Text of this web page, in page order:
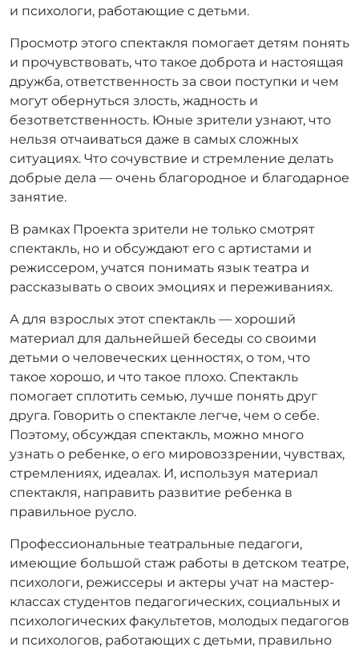
и психологи, работающие с детьми.
Просмотр этого спектакля помогает детям понять
и прочувствовать, что такое доброта и настоящая
дружба, ответственность за свои поступки и чем
могут обернуться злость, жадность и
безответственность. Юные зрители узнают, что
нельзя отчаиваться даже в самых сложных
ситуациях. Что сочувствие и стремление делать
добрые дела — очень благородное и благодарное
занятие.
В рамках Проекта зрители не только смотрят
спектакль, но и обсуждают его с артистами и
режиссером, учатся понимать язык театра и
рассказывать о своих эмоциях и переживаниях.
А для взрослых этот спектакль — хороший
материал для дальнейшей беседы со своими
детьми о человеческих ценностях, о том, что
такое хорошо, и что такое плохо. Спектакль
помогает сплотить семью, лучше понять друг
друга. Говорить о спектакле легче, чем о себе.
Поэтому, обсуждая спектакль, можно много
узнать о ребенке, о его мировоззрении, чувствах,
стремлениях, идеалах. И, используя материал
спектакля, направить развитие ребенка в
правильное русло.
Профессиональные театральные педагоги,
имеющие большой стаж работы в детском театре,
психологи, режиссеры и актеры учат на мастер-
классах студентов педагогических, социальных и
психологических факультетов, молодых педагогов
и психологов, работающих с детьми, правильно